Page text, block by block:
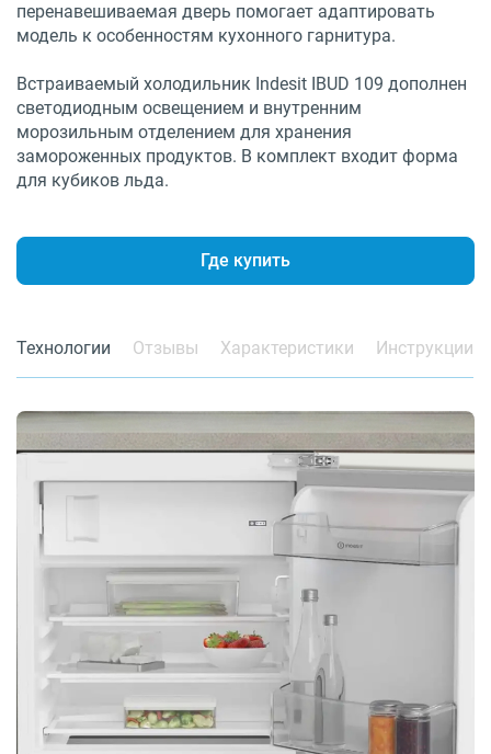
перенавешиваемая дверь помогает адаптировать
модель к особенностям кухонного гарнитура.
Встраиваемый холодильник Indesit IBUD 109 дополнен
светодиодным освещением и внутренним
морозильным отделением для хранения
замороженных продуктов. В комплект входит форма
для кубиков льда.
Где купить
Технологии Отзывы Характеристики Инструкции